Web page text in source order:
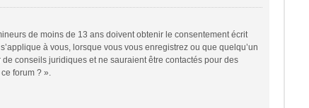
de moins de 13 ans doivent obtenir le consentement écrit
à vous, lorsque vous vous enregistrez ou que quelqu’un
conseils juridiques et ne sauraient être contactés pour des
forum ? ».